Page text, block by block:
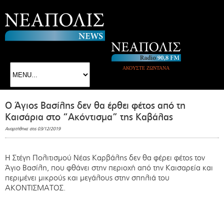
ΑΚΟΥΣΤΕ ΖΩΝΤΑΝΑ
Ο Άγιος Βασίλης δεν θα έρθει φέτος από τη
Καισάρια στο “Ακόντισμα” της Καβάλας
Αναρτήθηκε στις 03/12/2019
Η Στέγη Πολιτισμού Νέας Καρβάλης δεν θα φέρει φέτος τον
Άγιο Βασίλη, που φθάνει στην περιοχή από την Καισαρεία και
περιμένει μικρούς και μεγάλους στην σπηλιά του
ΑΚΟΝΤΙΣΜΑΤΟΣ.